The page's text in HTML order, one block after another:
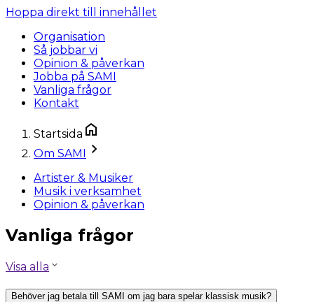
Hoppa direkt till innehållet
Organisation
Så jobbar vi
Opinion & påverkan
Jobba på SAMI
Vanliga frågor
Kontakt
Startsida
Om SAMI
Artister & Musiker
Musik i verksamhet
Opinion & påverkan
Vanliga frågor
Visa alla
Behöver jag betala till SAMI om jag bara spelar klassisk musik?